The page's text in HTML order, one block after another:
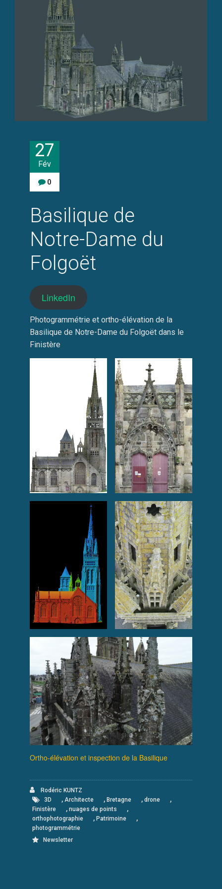
27
Fév
0
Basilique de
Notre-Dame du
Folgoët
LinkedIn
Photogrammétrie et ortho-élévation de la
Basilique de Notre-Dame du Folgoët dans le
Finistère
Ortho-élévation et inspection de la Basilique
Rodéric KUNTZ
3D
, Architecte , Bretagne , drone ,
Finistère , nuages de points ,
orthophotographie , Patrimoine ,
photogrammétrie
Newsletter